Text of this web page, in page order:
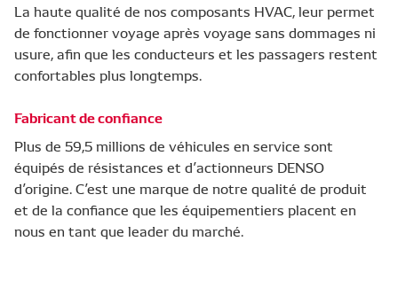
La haute qualité de nos composants HVAC, leur permet
de fonctionner voyage après voyage sans dommages ni
usure, afin que les conducteurs et les passagers restent
confortables plus longtemps.
Fabricant de confiance
Plus de 59,5 millions de véhicules en service sont
équipés de résistances et d’actionneurs DENSO
d’origine. C’est une marque de notre qualité de produit
et de la confiance que les équipementiers placent en
nous en tant que leader du marché.